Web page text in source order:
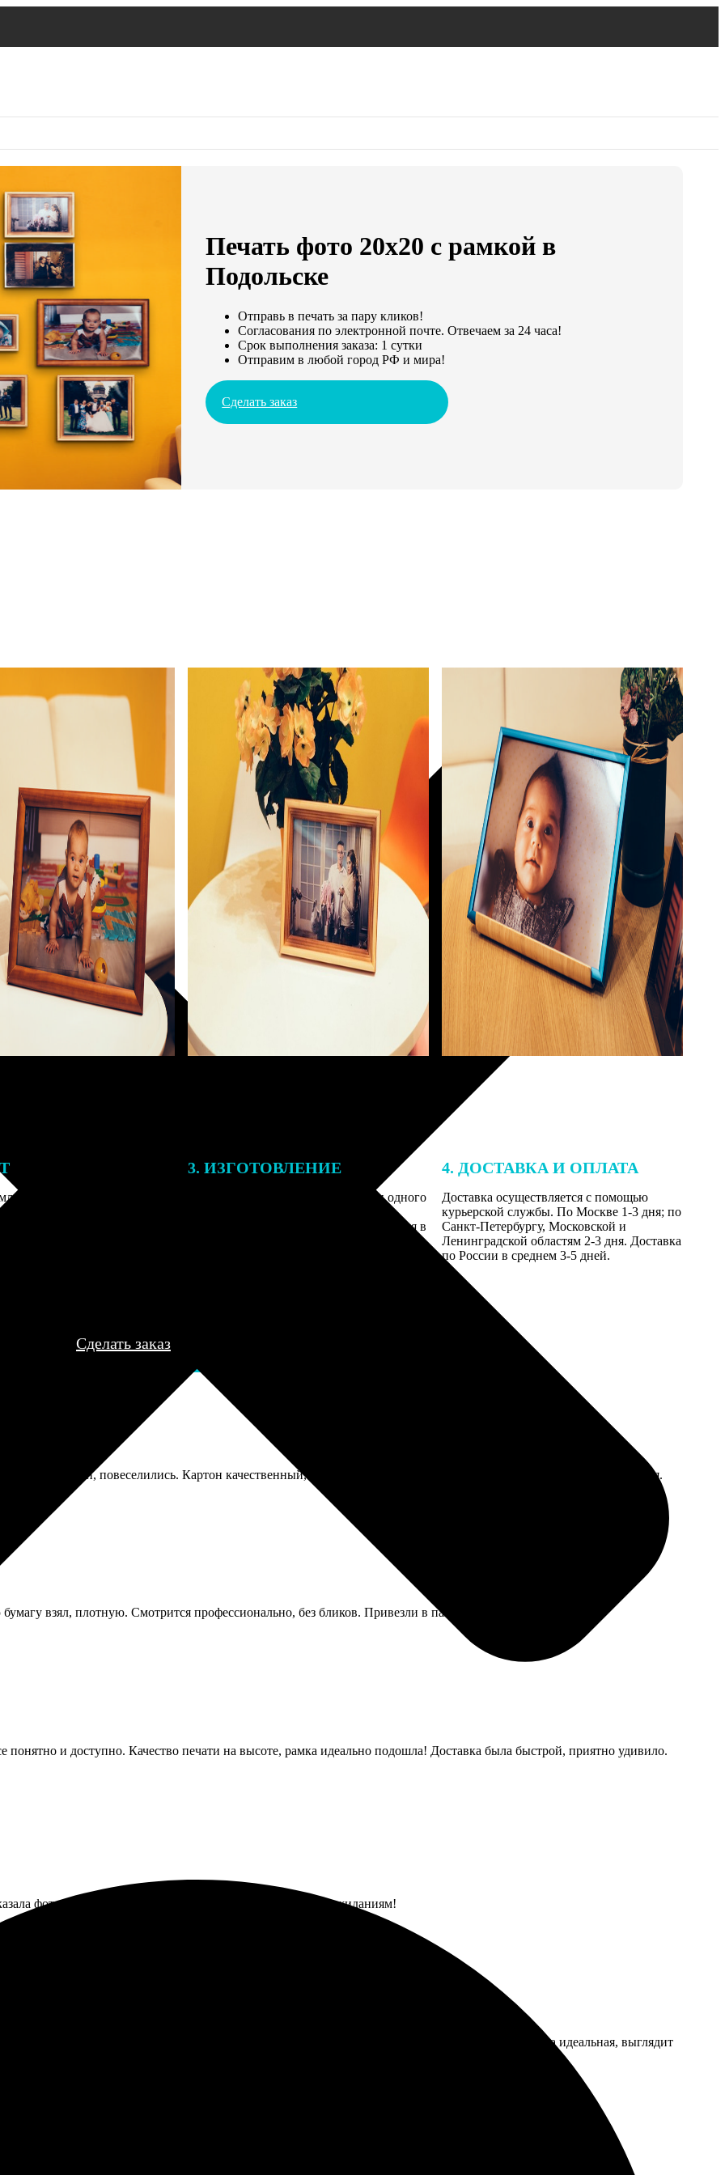
Печать фото 20х20 с рамкой в
Подольске
Отправь в печать за пару кликов!
Согласования по электронной почте. Отвечаем за 24 часа!
Срок выполнения заказа: 1 сутки
Отправим в любой город РФ и мира!
Сделать заказ
заказа с вами свяжется
для обсуждения деталей
согласования и
заказа по телефону и
мы приступим к его
3. ИЗГОТОВЛЕНИЕ
Все заказы выполняются в течении одного
рабочего дня, после чего передаются
курьеру для доставки либо отправляются в
4. ДОСТАВКА И ОПЛАТА
Доставка осуществляется с помощью
курьерской службы. По Москве 1-3 дня; по
Санкт-Петербургу, Московской и
Ленинградской областям 2-3 дня. Доставка
по России в среднем 3-5 дней.
Сделать заказ
всей семьей, повеселились. Картон качественный, не гнется. Только картинка-образец была черно-белая и мелкая.
взял, плотную. Смотрится профессионально, без бликов. Привезли в папке, не помялось.
понятно и доступно. Качество печати на высоте, рамка идеально подошла! Доставка была быстрой, приятно удивило.
фото с рамкой, качество отличное, все соответствует ожиданиям!
Удобный интерфейс сайта, такая работа радует. Доставили быстро, качество на высоте. Рамка идеальная, выглядит